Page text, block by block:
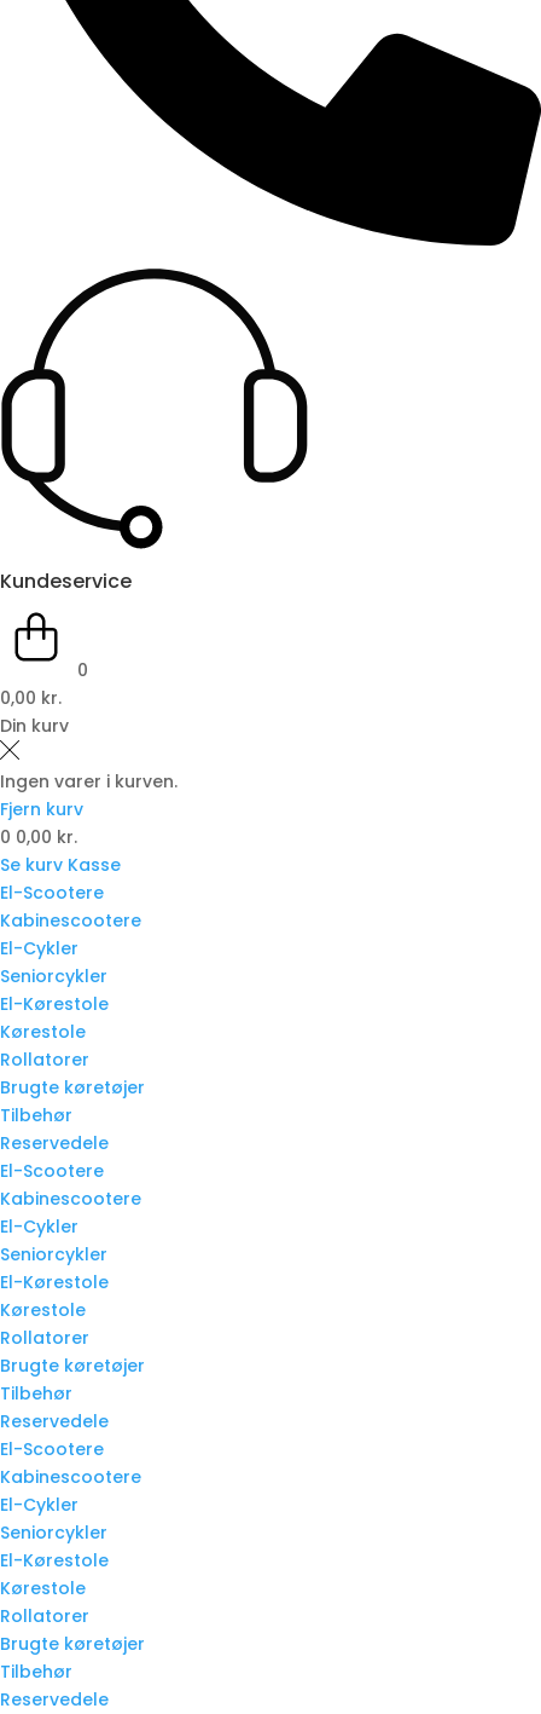
Kundeservice
0
0,00 kr.
Din kurv
Ingen varer i kurven.
Fjern kurv
0 0,00 kr.
Se kurv Kasse
El-Scootere
Kabinescootere
El-Cykler
Seniorcykler
El-Kørestole
Kørestole
Rollatorer
Brugte køretøjer
Tilbehør
Reservedele
El-Scootere
Kabinescootere
El-Cykler
Seniorcykler
El-Kørestole
Kørestole
Rollatorer
Brugte køretøjer
Tilbehør
Reservedele
El-Scootere
Kabinescootere
El-Cykler
Seniorcykler
El-Kørestole
Kørestole
Rollatorer
Brugte køretøjer
Tilbehør
Reservedele